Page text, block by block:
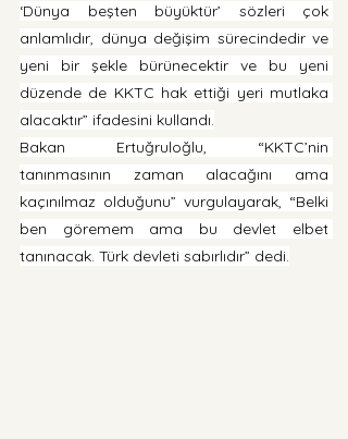
‘Dünya beşten büyüktür’ sözleri çok
anlamlıdır, dünya değişim sürecindedir ve
yeni bir şekle bürünecektir ve bu yeni
düzende de KKTC hak ettiği yeri mutlaka
alacaktır” ifadesini kullandı.
Bakan Ertuğruloğlu, “KKTC’nin
tanınmasının zaman alacağını ama
kaçınılmaz olduğunu” vurgulayarak, “Belki
ben göremem ama bu devlet elbet
tanınacak. Türk devleti sabırlıdır” dedi.